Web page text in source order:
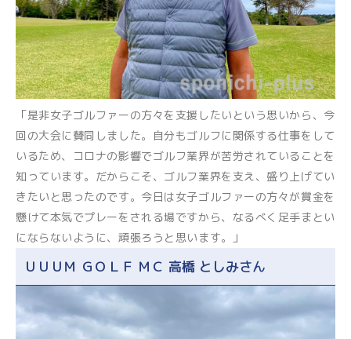
「是非女子ゴルファーの方々を支援したいという思いから、今
回の大会に賛同しました。自分もゴルフに関係する仕事をして
いるため、コロナの影響でゴルフ業界が苦労されていることを
知っています。だからこそ、ゴルフ業界を支え、盛り上げてい
きたいと思ったのです。今日は女子ゴルファーの方々が賞金を
懸けて本気でプレーをされる場ですから、なるべく足手まとい
にならないように、頑張ろうと思います。」
ＵＵＵＭ ＧＯＬＦ ＭＣ 高橋 としみさん